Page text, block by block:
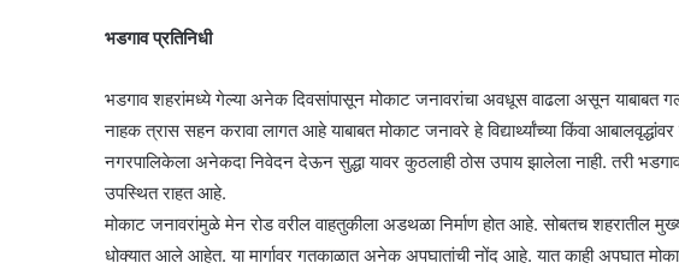
भडगाव प्रतिनिधी
भडगाव शहरांमध्ये गेल्या अनेक दिवसांपासून मोकाट जनावरांचा अवधूस वाढला असून याबाबत
नाहक त्रास सहन करावा लागत आहे याबाबत मोकाट जनावरे हे विद्यार्थ्यांच्या किंवा
नगरपालिकेला अनेकदा निवेदन देऊन सुद्धा यावर कुठलाही ठोस उपाय झालेला नाही. तरी
उपस्थित राहत आहे.
मोकाट जनावरांमुळे मेन रोड वरील वाहतुकीला अडथळा निर्माण होत आहे. सोबतच शहरातील
धोक्यात आले आहेत. या मार्गावर गतकाळात अनेक अपघातांची नोंद आहे. यात काही अपघात